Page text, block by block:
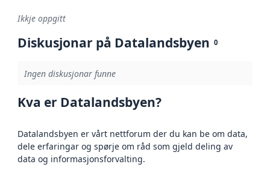
Ikkje oppgitt
Diskusjonar på Datalandsbyen 0
Ingen diskusjonar funne
Kva er Datalandsbyen?
Datalandsbyen er vårt nettforum der du kan be om data,
dele erfaringar og spørje om råd som gjeld deling av
data og informasjonsforvalting.